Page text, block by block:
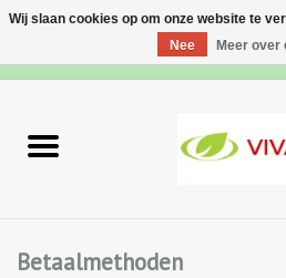
Betaalmethoden
Wij slaan cookies op om onze website te
Nee
Meer over